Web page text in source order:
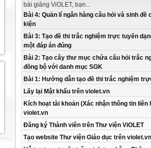
bài giảng ViOLET, bạn...
Bài 4: Quản lí ngân hàng câu hỏi và sinh đề
kiện
Bài 3: Tạo đề thi trắc nghiệm trực tuyến
một đáp án đúng
Bài 2: Tạo cây thư mục chứa câu hỏi trắc
đồng bộ với danh mục SGK
Bài 1: Hướng dẫn tạo đề thi trắc nghiệm
Lấy lại Mật khẩu trên violet.vn
Kích hoạt tài khoản (Xác nhận thông tin liên
violet.vn
Đăng ký Thành viên trên Thư viện ViOLET
Tạo website Thư viện Giáo dục trên violet.vn